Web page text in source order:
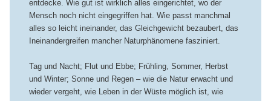
entdecke. Wie gut ist wirklich alles eingerichtet, wo der
Mensch noch nicht eingegriffen hat. Wie passt manchmal
alles so leicht ineinander, das Gleichgewicht bezaubert, das
Ineinandergreifen mancher Naturphänomene fasziniert.
Tag und Nacht; Flut und Ebbe; Frühling, Sommer, Herbst
und Winter; Sonne und Regen – wie die Natur erwacht und
wieder vergeht, wie Leben in der Wüste möglich ist, wie